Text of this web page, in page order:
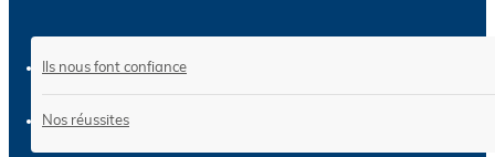
Ils nous font confiance
Nos réussites